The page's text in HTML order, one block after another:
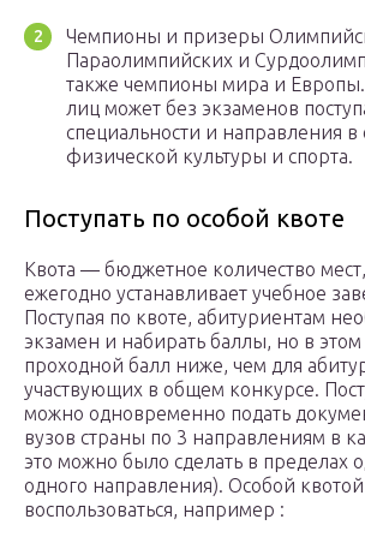
Чемпионы и призеры
Параолимпийских и
также чемпионы мира и Европы.
лиц может без экзаменов
специальности и направления в
физической культуры и спорта.
Поступать по особой квоте
Квота — бюджетное количество
ежегодно устанавливает учебное
Поступая по квоте, абитуриентам
экзамен и набирать баллы, но в этом
проходной балл ниже, чем для
участвующих в общем конкурсе.
можно одновременно подать
вузов страны по 3 направлениям в
это можно было сделать в пределах
одного направления). Особой
воспользоваться, например :